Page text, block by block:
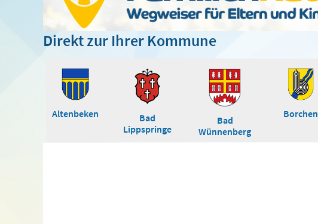
Direkt zur Ihrer Kommune
Altenbeken
Bad
Lippspringe
Bad
Wünnenberg
Borchen